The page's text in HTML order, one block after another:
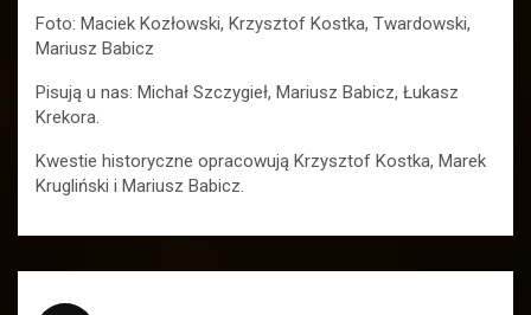
Foto: Maciek Kozłowski, Krzysztof Kostka, Twardowski,
Mariusz Babicz
Pisują u nas: Michał Szczygieł, Mariusz Babicz, Łukasz
Krekora.
Kwestie historyczne opracowują Krzysztof Kostka, Marek
Krugliński i Mariusz Babicz.